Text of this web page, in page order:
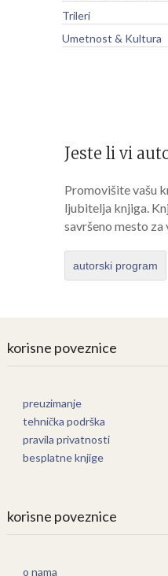
Trileri
Umetnost & Kultura
Jeste li vi
Promovišite vašu
ljubitelja knjiga.
savršeno mesto za
autorski program
korisne poveznice
preuzimanje
tehnička podrška
pravila privatnosti
besplatne knjige
korisne poveznice
o nama